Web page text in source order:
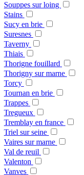
Souppes sur loing
Stains
Sucy en brie
Suresnes
Taverny
Thiais
Thorigne fouillard
Thorigny sur marne
Torcy
Tournan en brie
Trappes
Tregueux
Tremblay en france
Triel sur seine
Vaires sur marne
Val de reuil
Valenton
Vanves